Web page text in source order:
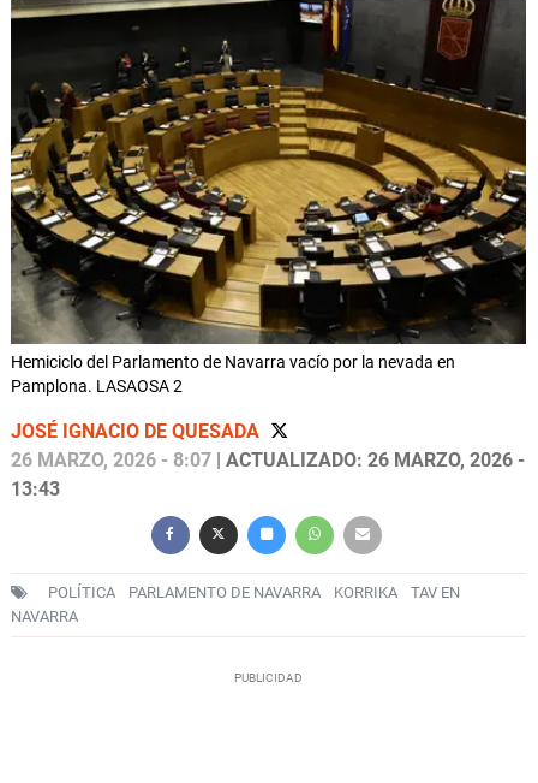
Hemiciclo del Parlamento de Navarra vacío por la nevada en
Pamplona. LASAOSA 2
JOSÉ IGNACIO DE QUESADA
26 MARZO, 2026 - 8:07 | ACTUALIZADO: 26 MARZO, 2026 -
13:43
POLÍTICA PARLAMENTO DE NAVARRA KORRIKA
TAV EN
NAVARRA